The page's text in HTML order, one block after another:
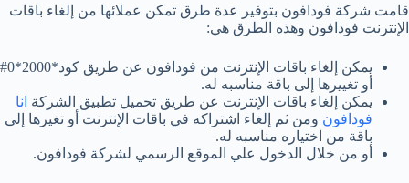
قامت شركة فودافون بتوفير عدة طرق تمكن عملائها من إلغاء باقات
الإنترنت فودافون وهذه الطرق هي:
يمكن إلغاء باقات الإنترنت من فودافون عن طريق كود*2000*0#
أو تغييرها إلى باقة مناسبه له.
يمكن إلغاء باقات الإنترنت عن طريق تحميل تطبيق الشركة انا
فودافون ومن ثم إلغاء اشتراكه في باقات الإنترنت أو تغيرها إلى
باقة من اختياره مناسبه له.
أو من خلال الدخول علي الموقع الرسمي لشركة فودافون.